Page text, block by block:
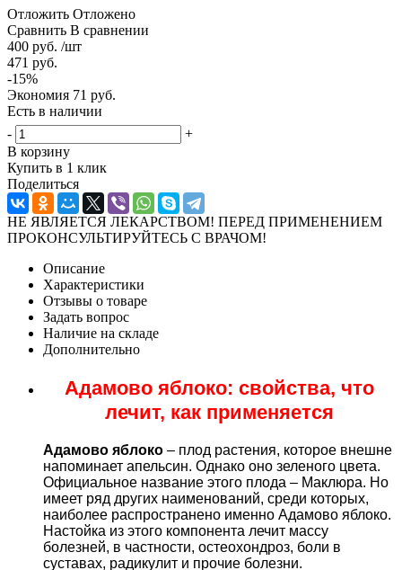
Отложить Отложено
Сравнить В сравнении
400 руб. /шт
471 руб.
-15%
Экономия 71 руб.
Есть в наличии
-
+
В корзину
Купить в 1 клик
Поделиться
НЕ ЯВЛЯЕТСЯ ЛЕКАРСТВОМ! ПЕРЕД ПРИМЕНЕНИЕМ
ПРОКОНСУЛЬТИРУЙТЕСЬ С ВРАЧОМ!
Описание
Характеристики
Отзывы о товаре
Задать вопрос
Наличие на складе
Дополнительно
Адамово яблоко: свойства, что
лечит, как применяется
Адамово яблоко – плод растения, которое внешне
напоминает апельсин. Однако оно зеленого цвета.
Официальное название этого плода – Маклюра. Но
имеет ряд других наименований, среди которых,
наиболее распространено именно Адамово яблоко.
Настойка из этого компонента лечит массу
болезней, в частности, остеохондроз, боли в
суставах, радикулит и прочие болезни.